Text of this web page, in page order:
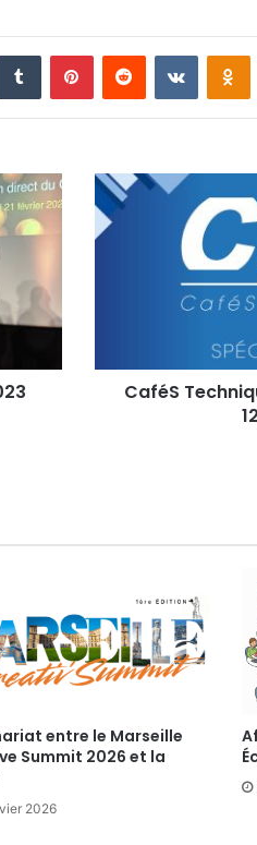
Tumblr PinterestReddit
CaféS
Techniques
CST
8h45
CaféS
entre le Marseille
Summit 2026 et la
2026